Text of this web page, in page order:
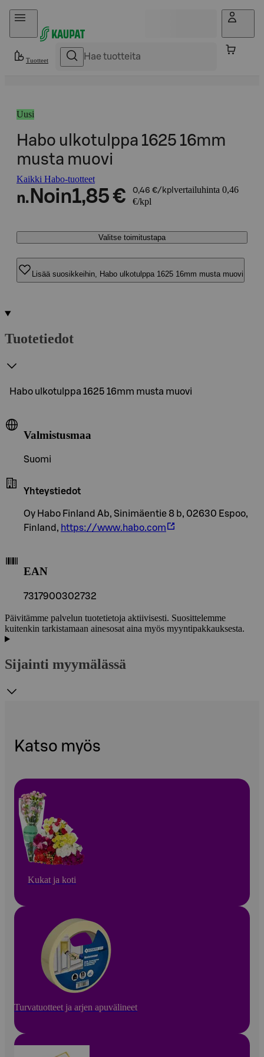
Hyppää sisältöön
Tuotteet
Uusi
Habo ulkotulppa 1625 16mm
musta muovi
Kaikki Habo-tuotteet
n. Noin1,85 € 0,46 €/kpl vertailuhinta 0,46
€/kpl
Valitse toimitustapa
Lisää suosikkeihin, Habo ulkotulppa 1625 16mm musta muovi
Tuotetiedot
Habo ulkotulppa 1625 16mm musta muovi
Valmistusmaa
Suomi
Yhteystiedot
Oy Habo Finland Ab, Sinimäentie 8 b, 02630 Espoo,
Finland, https://www.habo.com
EAN
7317900302732
Päivitämme palvelun tuotetietoja aktiivisesti. Suosittelemme
kuitenkin tarkistamaan ainesosat aina myös myyntipakkauksesta.
Sijainti myymälässä
Katso myös
Kukat ja koti
Turvatuotteet ja arjen apuvälineet